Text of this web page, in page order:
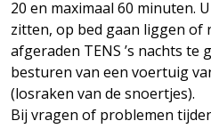
20 en maximaal 60 minuten.
zitten, op bed gaan liggen of
afgeraden TENS ’s nachts
besturen van een voertuig
(losraken van de snoertjes).
Bij vragen of problemen